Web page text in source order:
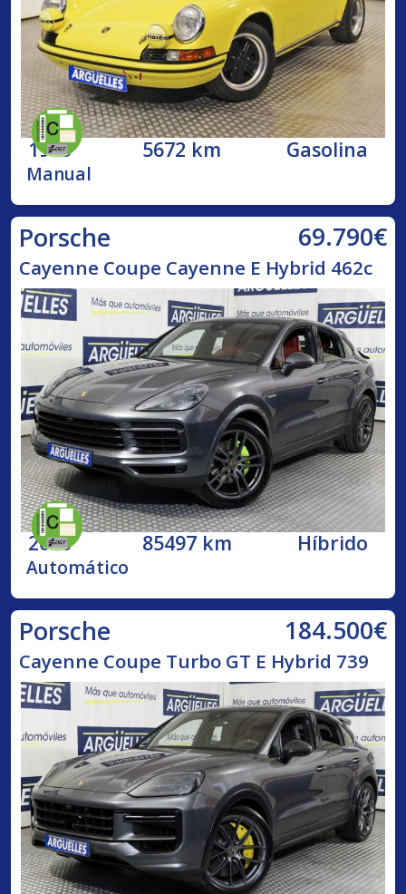
1973 5672 km Gasolina
Manual
Porsche 69.790€
Cayenne Coupe Cayenne E Hybrid 462c
2020 85497 km Híbrido
Automático
Porsche 184.500€
Cayenne Coupe Turbo GT E Hybrid 739